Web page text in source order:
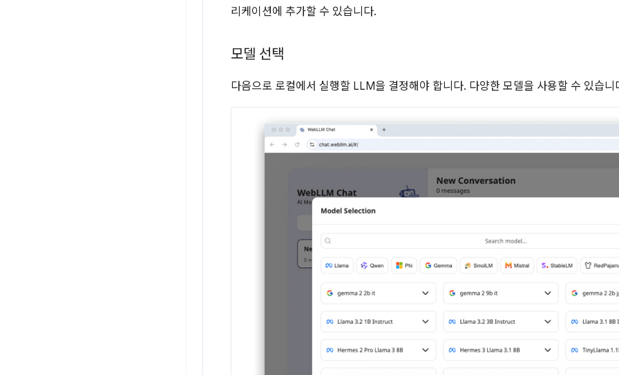
리케이션에 추가할 수 있습니다.
모델 선택
다음으로 로컬에서 실행할 LLM을 결정해야 합니다. 다양한 모델을 사용할 수 있습니